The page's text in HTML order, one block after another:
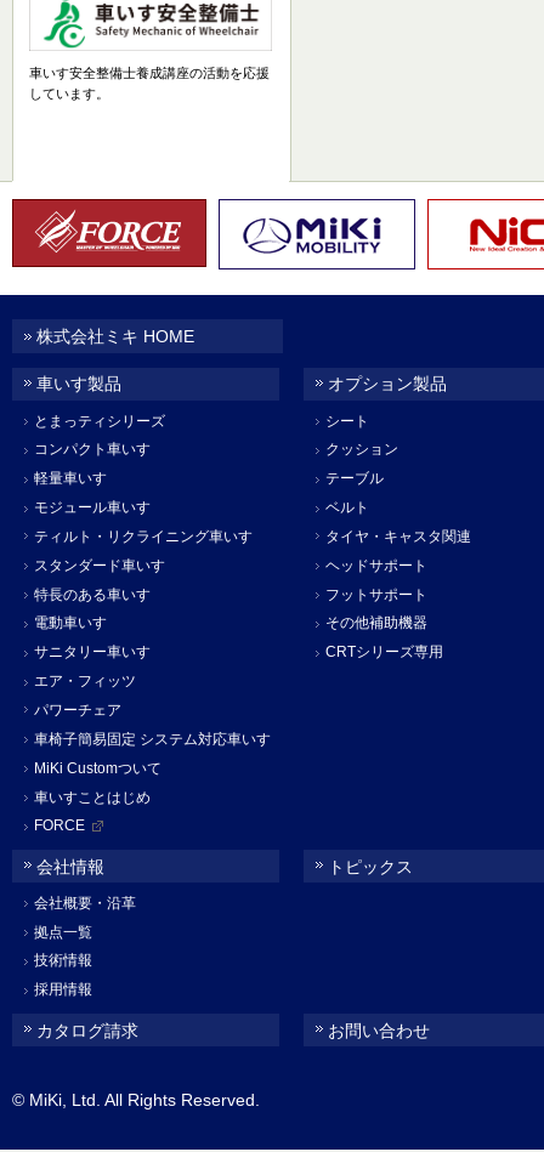
車いす安全整備士養成講座の活動を応援
しています。
株式会社ミキ HOME
車いす製品
とまっティシリーズ
コンパクト車いす
軽量車いす
モジュール車いす
ティルト・リクライニング車いす
スタンダード車いす
特長のある車いす
電動車いす
サニタリー車いす
エア・フィッツ
パワーチェア
車椅子簡易固定 システム対応車いす
MiKi Customついて
車いすことはじめ
FORCE
オプション製品
シート
クッション
テーブル
ベルト
タイヤ・キャスタ関連
ヘッドサポート
フットサポート
その他補助機器
CRTシリーズ専用
会社情報
会社概要・沿革
拠点一覧
技術情報
採用情報
トピックス
カタログ請求 お問い合わせ
© MiKi, Ltd. All Rights Reserved.